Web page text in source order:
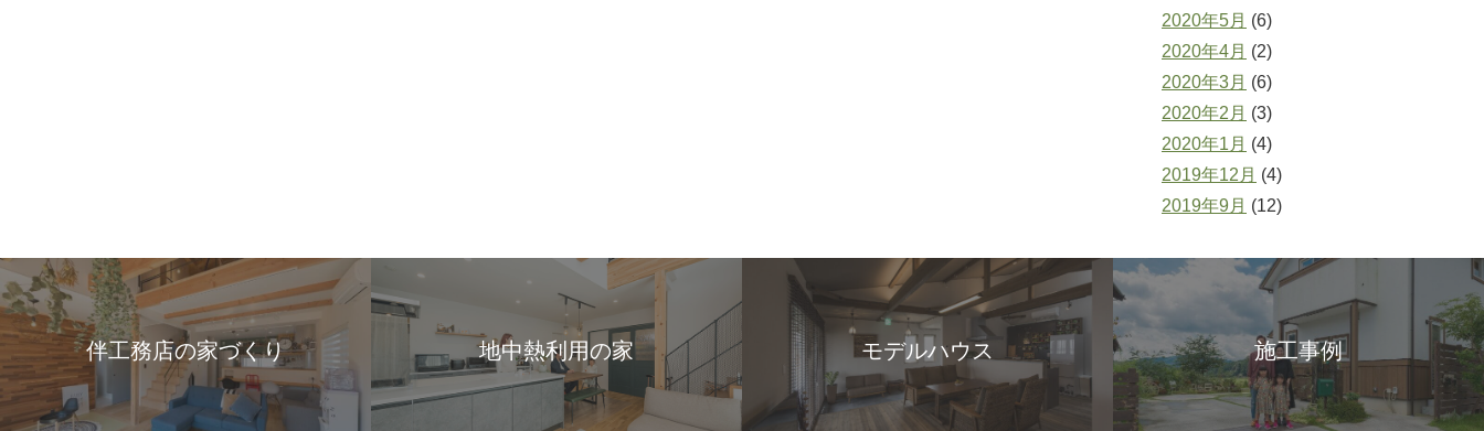
2020年5月 (6)
2020年4月 (2)
2020年3月 (6)
2020年2月 (3)
2020年1月 (4)
2019年12月 (4)
2019年9月 (12)
伴工務店の家づくり 地中熱利用の家 モデルハウス 施工事例